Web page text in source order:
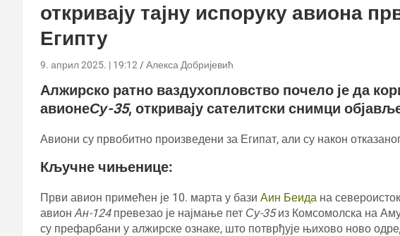
откривају тајну испоруку авиона
Египту
9. април 2025. | 19:12 Алекса Добријевић
Алжирско ратно ваздухопловство почело је да
авионеСу-35, откривају сателитски снимци
Авиони су првобитно произведени за Египат, али су након
Кључне чињенице:
Први авион примећен је 10. марта у бази Аин Беида на
авионАн-124превезао је најмање пет Су-35из Комсомолска на
су префарбани у алжирске ознаке, што потврђује њихово ново